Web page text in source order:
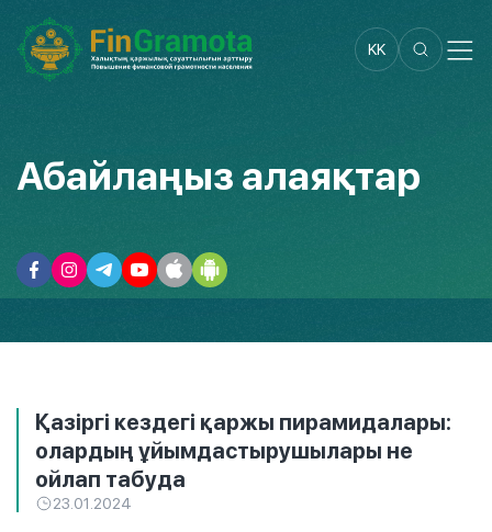
KK
Абайлаңыз алаяқтар
Қазіргі кездегі қаржы пирамидалары:
олардың ұйымдастырушылары не
ойлап табуда
23.01.2024